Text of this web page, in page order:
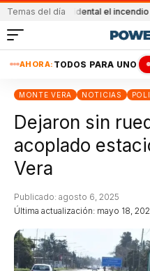
Temas del día
Fue accidental el incendio en el
AHORA: TODOS PARA UNO
MONTE VERA NOTICIAS
Dejaron sin
acoplado
Vera
Última actualización: mayo 18,
Publicado: agosto 6, 2025